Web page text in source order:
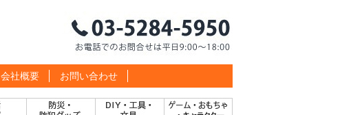
会社概要 お問い合わせ